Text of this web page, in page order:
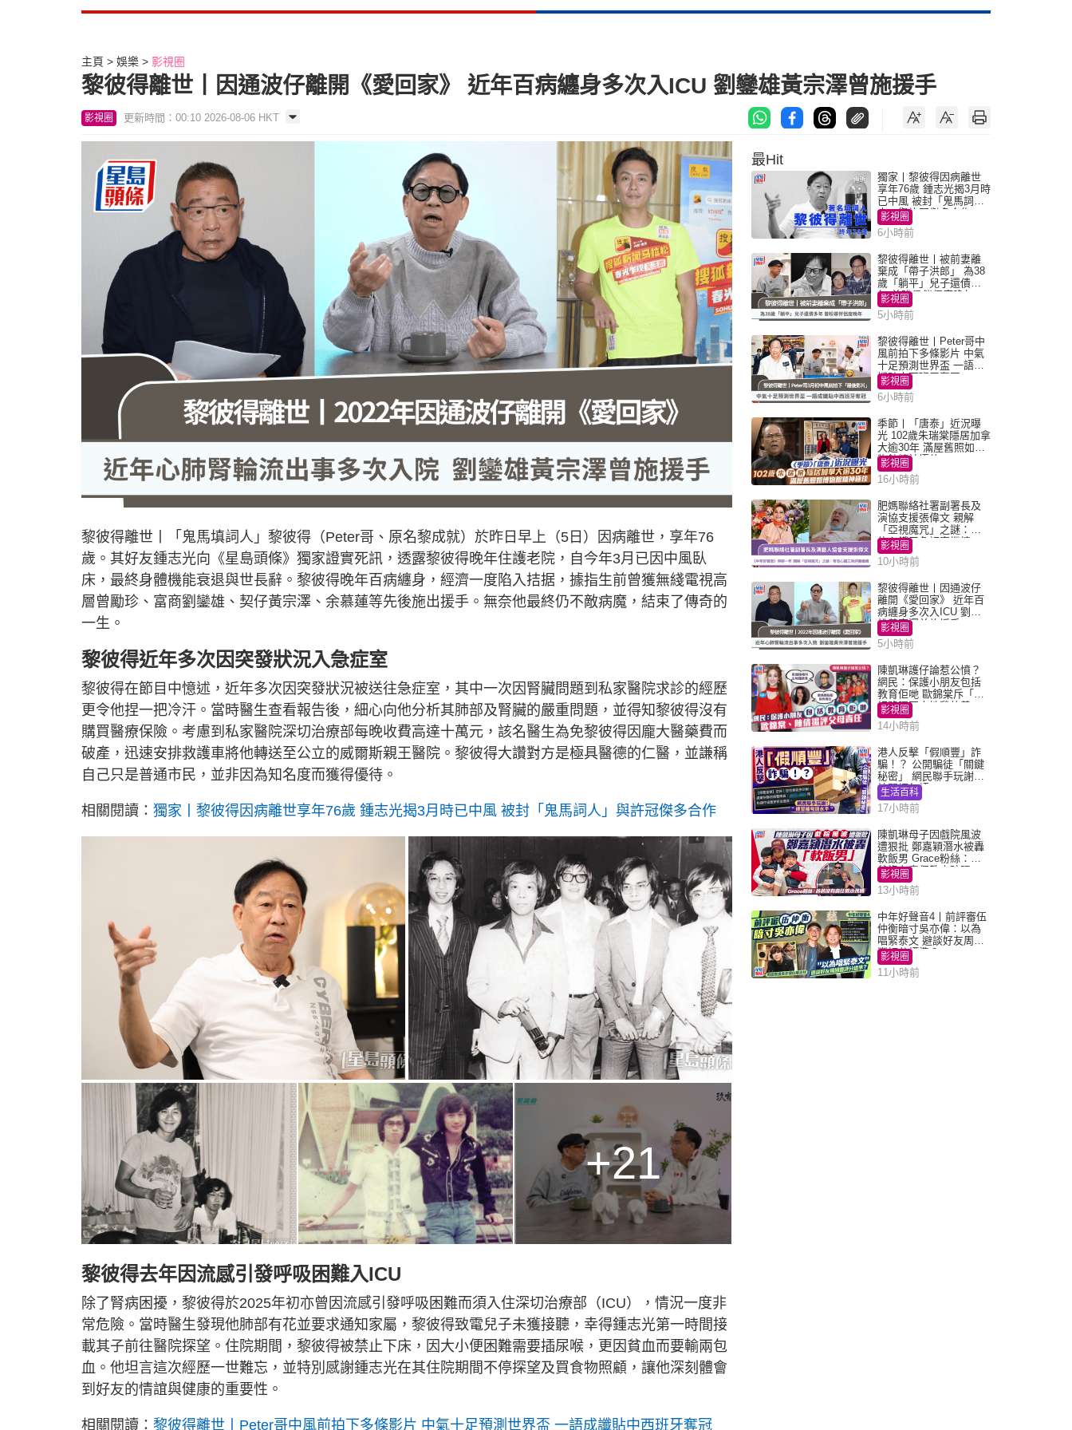
主頁 娛樂 影視圈
黎彼得離世丨因通波仔離開《愛回家》 近年百病纏身多次入ICU 劉鑾雄黃宗澤曾施援手
影視圈 更新時間：00:10 2026-08-06 HKT
黎彼得離世丨「鬼馬填詞人」黎彼得（Peter哥、原名黎成就）於昨日早上（5日）因病離世，享年76
歲。其好友鍾志光向《星島頭條》獨家證實死訊，透露黎彼得晚年住護老院，自今年3月已因中風臥
床，最終身體機能衰退與世長辭。黎彼得晚年百病纏身，經濟一度陷入拮据，據指生前曾獲無綫電視高
層曾勵珍、富商劉鑾雄、契仔黃宗澤、余慕蓮等先後施出援手。無奈他最終仍不敵病魔，結束了傳奇的
一生。
黎彼得近年多次因突發狀況入急症室
黎彼得在節目中憶述，近年多次因突發狀況被送往急症室，其中一次因腎臟問題到私家醫院求診的經歷
更令他捏一把冷汗。當時醫生查看報告後，細心向他分析其肺部及腎臟的嚴重問題，並得知黎彼得沒有
購買醫療保險。考慮到私家醫院深切治療部每晚收費高達十萬元，該名醫生為免黎彼得因龐大醫藥費而
破產，迅速安排救護車將他轉送至公立的威爾斯親王醫院。黎彼得大讚對方是極具醫德的仁醫，並謙稱
自己只是普通市民，並非因為知名度而獲得優待。
相關閱讀： 獨家丨黎彼得因病離世享年76歲 鍾志光揭3月時已中風 被封「鬼馬詞人」與許冠傑多合作
+21
黎彼得去年因流感引發呼吸困難入ICU
除了腎病困擾，黎彼得於2025年初亦曾因流感引發呼吸困難而須入住深切治療部（ICU），情況一度非
常危險。當時醫生發現他肺部有花並要求通知家屬，黎彼得致電兒子未獲接聽，幸得鍾志光第一時間接
載其子前往醫院探望。住院期間，黎彼得被禁止下床，因大小便困難需要插尿喉，更因貧血而要輸兩包
血。他坦言這次經歷一世難忘，並特別感謝鍾志光在其住院期間不停探望及買食物照顧，讓他深刻體會
到好友的情誼與健康的重要性。
相關閱讀： 黎彼得離世丨Peter哥中風前拍下多條影片 中氣十足預測世界盃 一語成讖貼中西班牙奪冠
最Hit
獨家丨黎彼得因病離世
享年76歲 鍾志光揭3月時
已中風 被封「鬼馬詞
人」與許冠傑多合作
影視圈
6小時前
黎彼得離世丨被前妻離
棄成「帶子洪郎」 為38
歲「躺平」兒子還債多
年 曾盼尋伴侶度晚年
影視圈
5小時前
黎彼得離世丨Peter哥中
風前拍下多條影片 中氣
十足預測世界盃 一語成
讖貼中西班牙奪冠
影視圈
6小時前
季節丨「唐泰」近況曝
光 102歲朱瑞棠隱居加拿
大逾30年 滿屋舊照如博
物館精神極佳
影視圈
16小時前
肥媽聯絡社署副署長及
演協支援張偉文 親解
「亞視魔咒」之謎：有
信心鐵三角評審繼續
影視圈
10小時前
黎彼得離世丨因通波仔
離開《愛回家》 近年百
病纏身多次入ICU 劉鑾
雄黃宗澤曾施援手
影視圈
5小時前
陳凱琳護仔論惹公憤？
網民：保護小朋友包括
教育佢哋 歐錦棠斥「養
細路唔同走地雞放養」
影視圈
14小時前
港人反擊「假順豐」詐
騙！？ 公開騙徒「關鍵
秘密」 網民聯手玩謝：
練習緬甸語
生活百科
17小時前
陳凱琳母子因戲院風波
遭狠批 鄭嘉穎潛水被轟
軟飯男 Grace粉絲：爸
爸沒有責任教小孩嗎
影視圈
13小時前
中年好聲音4丨前評審伍
仲衡暗寸吳亦偉：以為
唱緊泰文 避談好友周國
豐評分標準？
影視圈
11小時前